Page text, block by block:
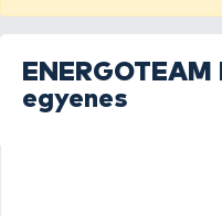
ENERGOTEAM
egyenes